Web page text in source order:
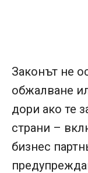
Законът не
обжалване
дори ако те
страни –
бизнес